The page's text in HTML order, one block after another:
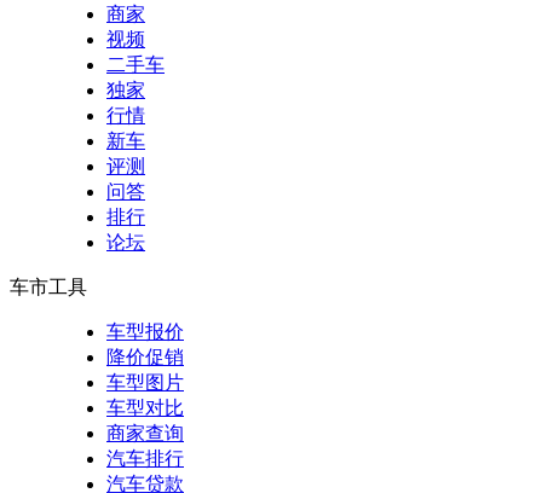
商家
视频
二手车
独家
行情
新车
评测
问答
排行
论坛
车市工具
车型报价
降价促销
车型图片
车型对比
商家查询
汽车排行
汽车贷款